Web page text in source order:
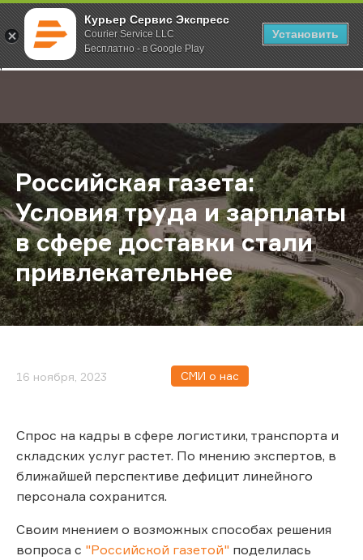
Курьер Сервис Экспресс
Courier Service LLC
Бесплатно - в Google Play
Установить
;
Главная О компании Новости Российская газета: Условия
Российская газета:
Условия труда и зарплаты
в сфере доставки стали
привлекательнее
16 ноября, 2023 СМИ о нас
Спрос на кадры в сфере логистики, транспорта и
складских услуг растет. По мнению экспертов, в
ближайшей перспективе дефицит линейного
персонала сохранится.
Своим мнением о возможных способах решения
вопроса с "Российской газетой" поделилась